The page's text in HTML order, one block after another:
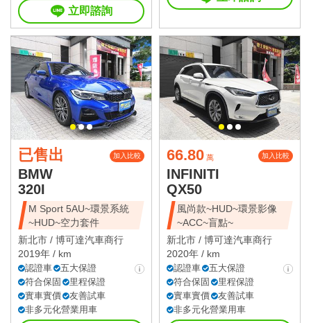
立即諮詢
已售出 加入比較
BMW
320I
M Sport 5AU~環景系統
~HUD~空力套件
新北市 / 博可達汽車商行
2019年 / km
認證車
五大保證
符合保固
里程保證
實車實價
友善試車
非多元化營業用車
66.80 萬 加入比較
INFINITI
QX50
風尚款~HUD~環景影像
~ACC~盲點~
新北市 / 博可達汽車商行
2020年 / km
認證車
五大保證
符合保固
里程保證
實車實價
友善試車
非多元化營業用車